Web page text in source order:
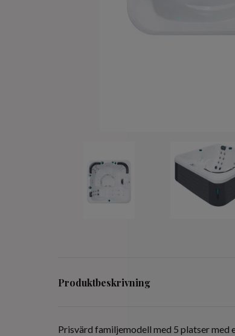
Produktbeskrivning
Prisvärd familjemodell med 5 platser med